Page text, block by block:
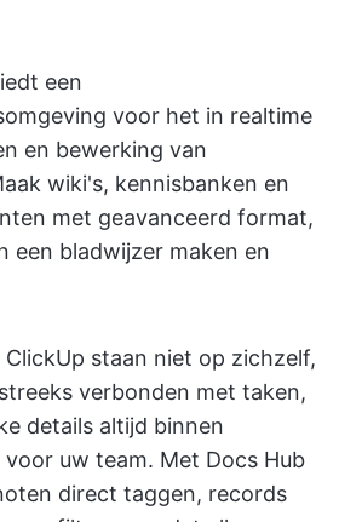
een
voor het in realtime
en bewerking van
wiki's, kennisbanken en
met geavanceerd format,
een bladwijzer maken en
staan niet op zichzelf,
verbonden met taken,
details altijd binnen
uw team. Met Docs Hub
direct taggen, records